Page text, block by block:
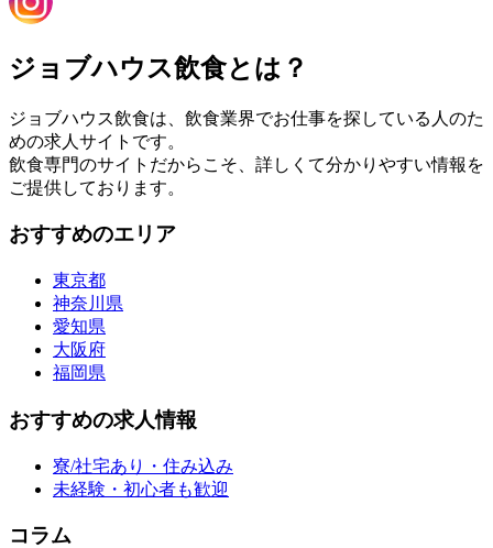
ジョブハウス飲食とは？
ジョブハウス飲食は、飲食業界でお仕事を探している人のた
めの求人サイトです。
飲食専門のサイトだからこそ、詳しくて分かりやすい情報を
ご提供しております。
おすすめのエリア
東京都
神奈川県
愛知県
大阪府
福岡県
おすすめの求人情報
寮/社宅あり・住み込み
未経験・初心者も歓迎
コラム